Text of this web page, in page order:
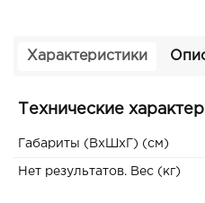
Характеристики
Технические
Габариты (ВxШxГ) (см)
Нет результатов. Вес (кг)